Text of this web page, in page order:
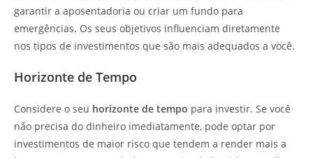
garantir a aposentadoria ou criar um fundo para
emergências. Os seus objetivos influenciam diretamente
nos tipos de investimentos que são mais adequados a você.
Horizonte de Tempo
Considere o seu horizonte de tempo para investir. Se você
não precisa do dinheiro imediatamente, pode optar por
investimentos de maior risco que tendem a render mais a